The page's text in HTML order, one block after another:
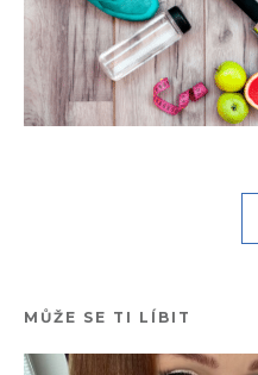
MŮŽE SE TI LÍBIT